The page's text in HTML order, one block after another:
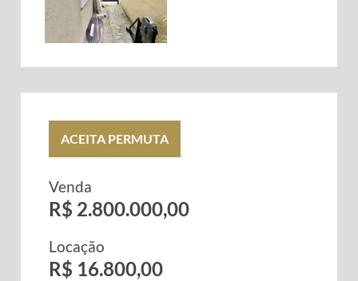
ACEITA PERMUTA
Venda
R$ 2.800.000,00
Locação
R$ 16.800,00